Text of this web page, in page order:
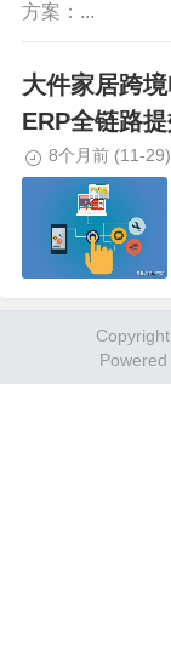
方案：...
大件家居跨
ERP全链路
8个月前 (11-29)
Powered